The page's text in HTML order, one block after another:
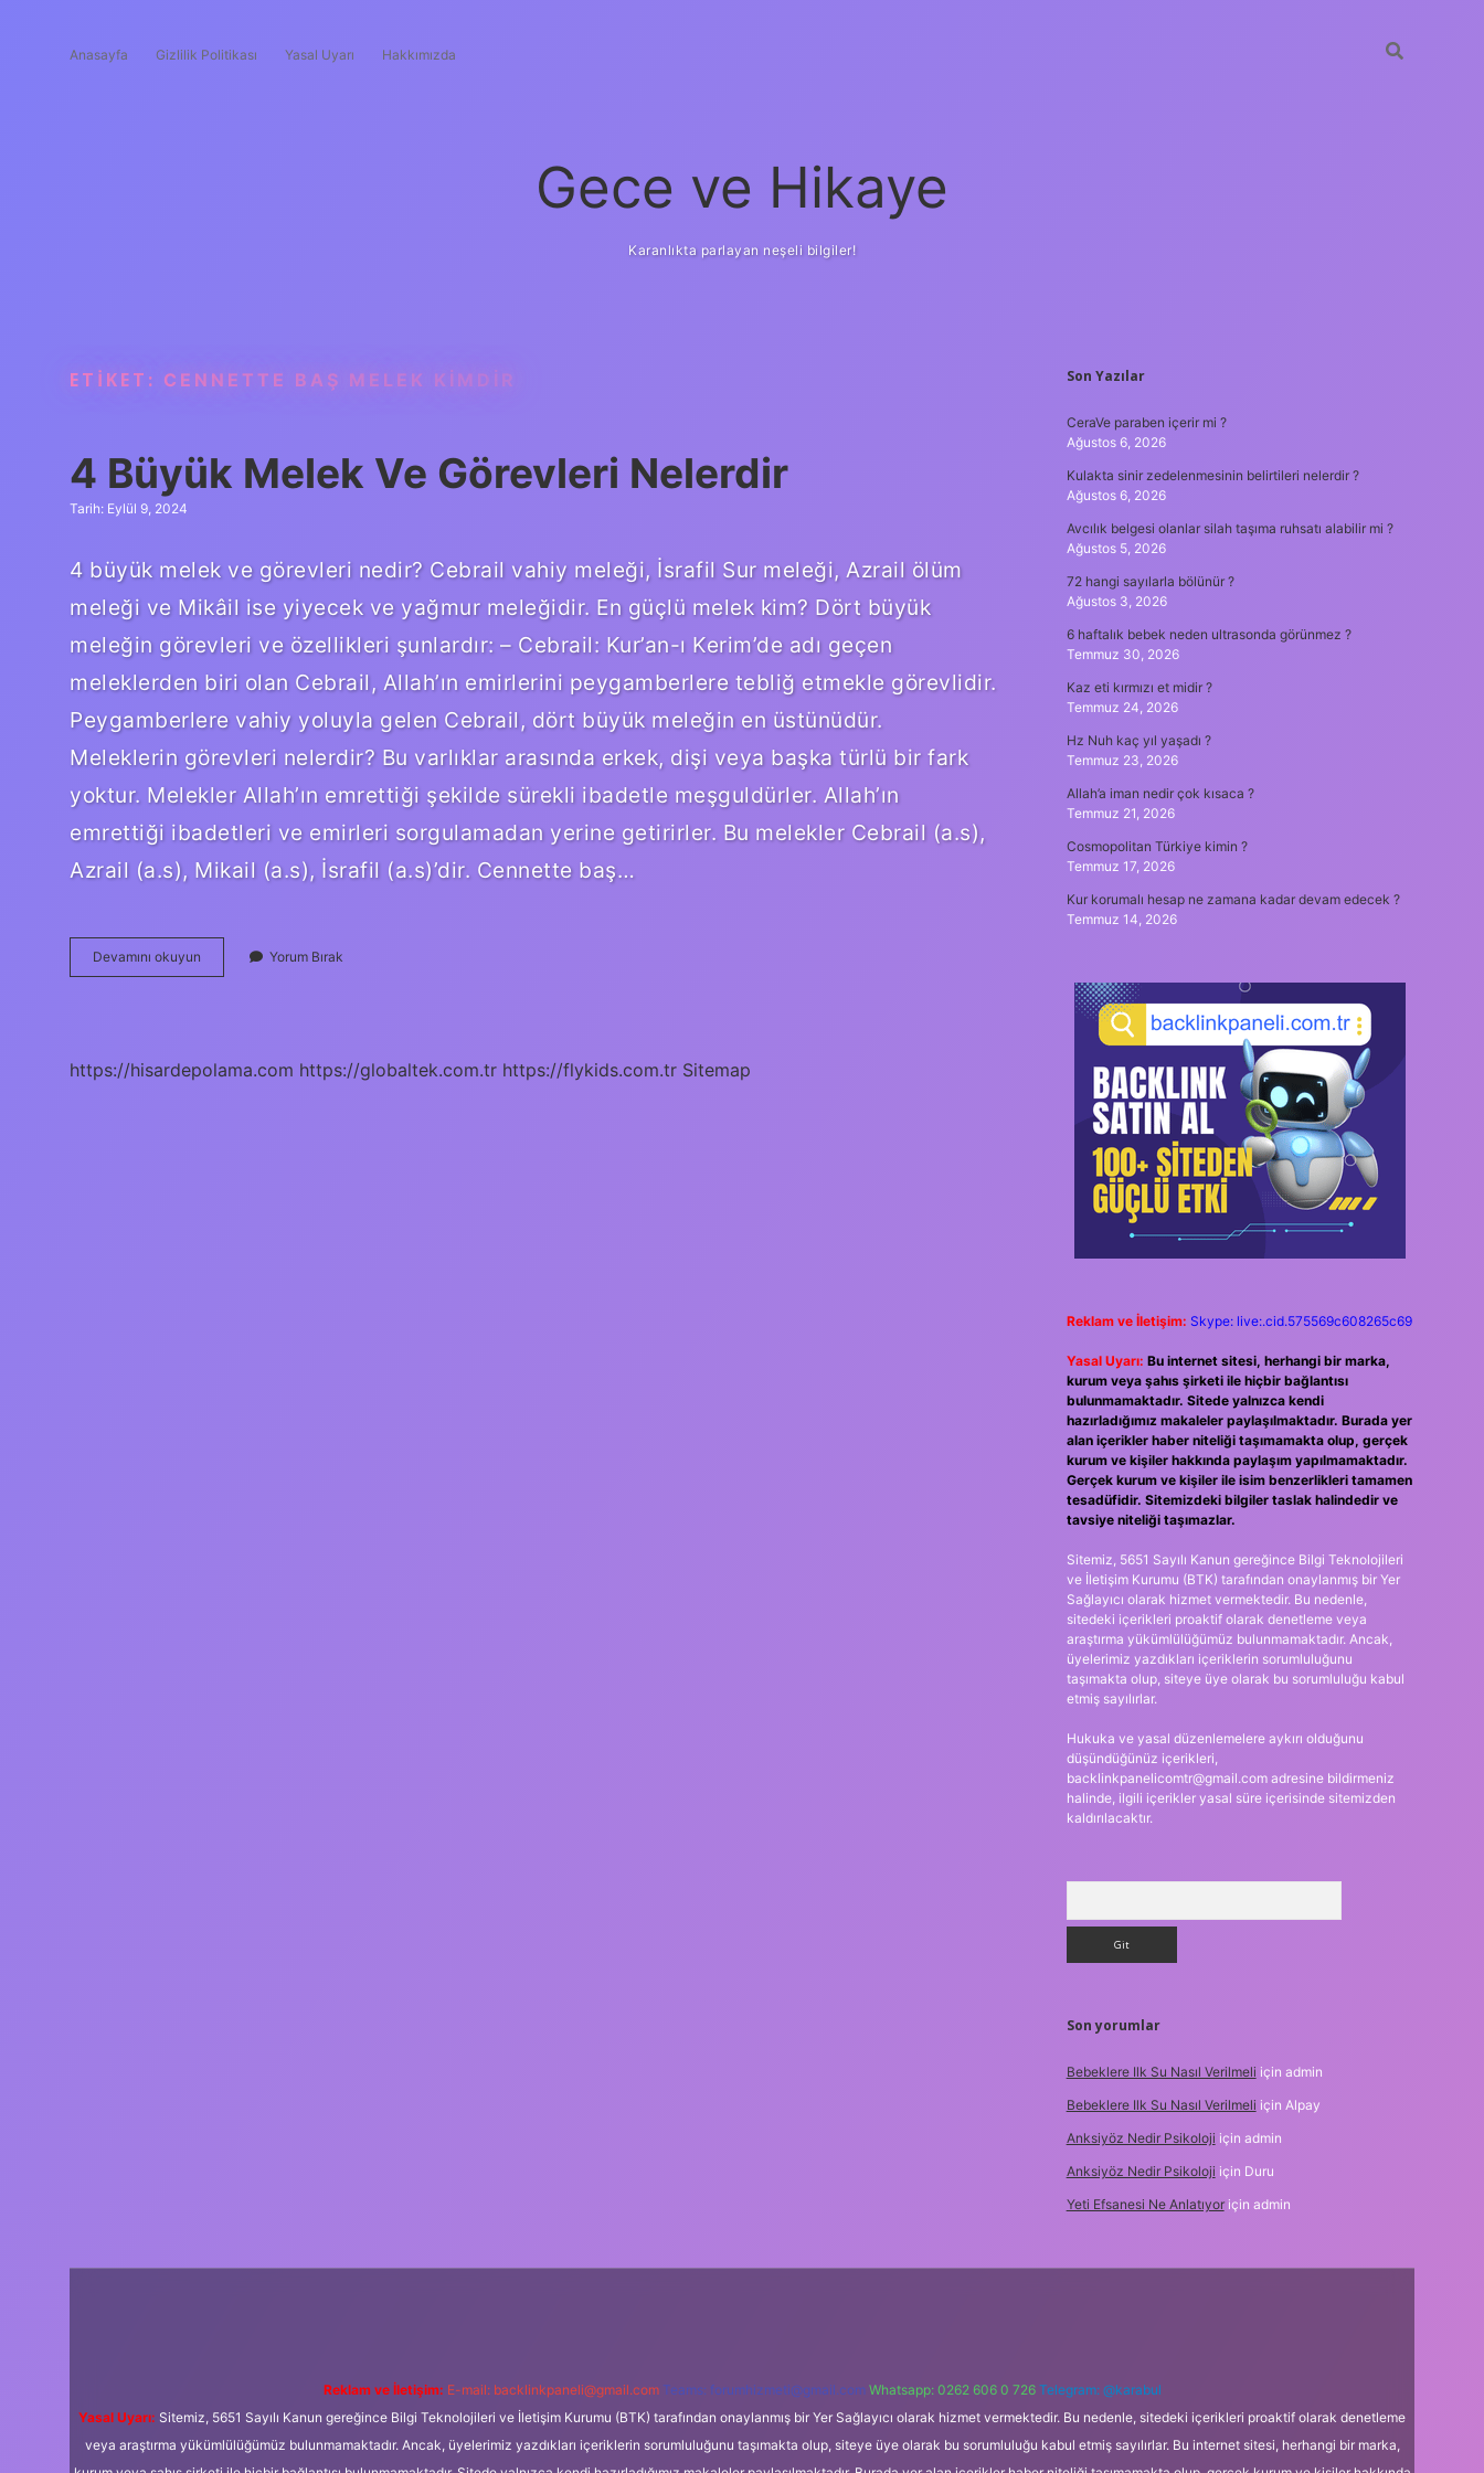
Anasayfa Gizlilik Politikası Yasal Uyarı Hakkımızda
Gece ve Hikaye
Karanlıkta parlayan neşeli bilgiler!
ETIKET: CENNETTE BAŞ MELEK KIMDIR
4 Büyük Melek Ve Görevleri Nelerdir
Tarih: Eylül 9, 2024
4 büyük melek ve görevleri nedir? Cebrail vahiy meleği, İsrafil Sur meleği, Azrail ölüm
meleği ve Mikâil ise yiyecek ve yağmur meleğidir. En güçlü melek kim? Dört büyük
meleğin görevleri ve özellikleri şunlardır: – Cebrail: Kur’an-ı Kerim’de adı geçen
meleklerden biri olan Cebrail, Allah’ın emirlerini peygamberlere tebliğ etmekle görevlidir.
Peygamberlere vahiy yoluyla gelen Cebrail, dört büyük meleğin en üstünüdür.
Meleklerin görevleri nelerdir? Bu varlıklar arasında erkek, dişi veya başka türlü bir fark
yoktur. Melekler Allah’ın emrettiği şekilde sürekli ibadetle meşguldürler. Allah’ın
emrettiği ibadetleri ve emirleri sorgulamadan yerine getirirler. Bu melekler Cebrail (a.s),
Azrail (a.s), Mikail (a.s), İsrafil (a.s)’dir. Cennette baş…
Devamını okuyun
Büyük
Yorum Bırak
https://hisardepolama.com https://globaltek.com.tr https://flykids.com.tr Sitemap
SIDEBAR
Son Yazılar
CeraVe paraben içerir mi ?
Ağustos 6, 2026
Kulakta sinir zedelenmesinin belirtileri nelerdir ?
Ağustos 6, 2026
Avcılık belgesi olanlar silah taşıma ruhsatı alabilir mi ?
Ağustos 5, 2026
72 hangi sayılarla bölünür ?
Ağustos 3, 2026
6 haftalık bebek neden ultrasonda görünmez ?
Temmuz 30, 2026
Kaz eti kırmızı et midir ?
Temmuz 24, 2026
Hz Nuh kaç yıl yaşadı ?
Temmuz 23, 2026
Allah’a iman nedir çok kısaca ?
Temmuz 21, 2026
Cosmopolitan Türkiye kimin ?
Temmuz 17, 2026
Kur korumalı hesap ne zamana kadar devam edecek ?
Temmuz 14, 2026
Reklam ve İletişim: Skype: live:.cid.575569c608265c69
Yasal Uyarı: Bu internet sitesi, herhangi bir marka,
kurum veya şahıs şirketi ile hiçbir bağlantısı
bulunmamaktadır. Sitede yalnızca kendi
hazırladığımız makaleler paylaşılmaktadır. Burada yer
alan içerikler haber niteliği taşımamakta olup, gerçek
kurum ve kişiler hakkında paylaşım yapılmamaktadır.
Gerçek kurum ve kişiler ile isim benzerlikleri tamamen
tesadüfidir. Sitemizdeki bilgiler taslak halindedir ve
tavsiye niteliği taşımazlar.
Sitemiz, 5651 Sayılı Kanun gereğince Bilgi Teknolojileri
ve İletişim Kurumu (BTK) tarafından onaylanmış bir Yer
Sağlayıcı olarak hizmet vermektedir. Bu nedenle,
sitedeki içerikleri proaktif olarak denetleme veya
araştırma yükümlülüğümüz bulunmamaktadır. Ancak,
üyelerimiz yazdıkları içeriklerin sorumluluğunu
taşımakta olup, siteye üye olarak bu sorumluluğu kabul
etmiş sayılırlar.
Hukuka ve yasal düzenlemelere aykırı olduğunu
düşündüğünüz içerikleri,
backlinkpanelicomtr@gmail.comadresine bildirmeniz
halinde, ilgili içerikler yasal süre içerisinde sitemizden
kaldırılacaktır.
Son yorumlar
Bebeklere Ilk Su Nasıl Verilmeli için admin
Bebeklere Ilk Su Nasıl Verilmeli için Alpay
Anksiyöz Nedir Psikoloji için admin
Anksiyöz Nedir Psikoloji için Duru
Yeti Efsanesi Ne Anlatıyoriçin admin
Reklam ve İletişim: E-mail: backlinkpaneli@gmail.com Teams: forumhizmeti@gmail.com Whatsapp: 0262 606 0 726 Telegram: @karabul
Yasal Uyarı: Sitemiz, 5651 Sayılı Kanun gereğince Bilgi Teknolojileri ve İletişim Kurumu (BTK) tarafından onaylanmış bir Yer Sağlayıcı olarak hizmet vermektedir. Bu nedenle, sitedeki içerikleri proaktif olarak denetleme
veya araştırma yükümlülüğümüz bulunmamaktadır. Ancak, üyelerimiz yazdıkları içeriklerin sorumluluğunu taşımakta olup, siteye üye olarak bu sorumluluğu kabul etmiş sayılırlar. Bu internet sitesi, herhangi bir marka,